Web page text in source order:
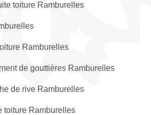
toiture Ramburelles
Ramburelles
de gouttières Ramburelles
de rive Ramburelles
toiture Ramburelles